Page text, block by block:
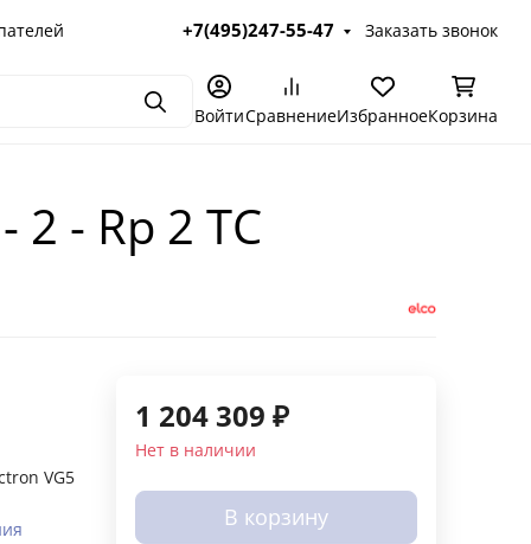
+7(495)247-55-47 Заказать звонок
ПоискВойтиСравнениеИзбранноеКорзина
2 - Rp 2 TC
VG5
1 204 309 ₽
Нет в наличии
В корзину